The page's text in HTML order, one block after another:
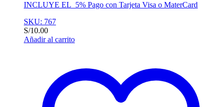
INCLUYE EL 5% Pago con Tarjeta Visa o MaterCard
SKU: 767
S/10.00
Añadir al carrito